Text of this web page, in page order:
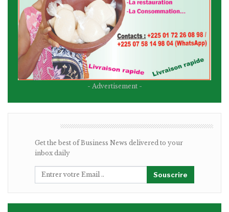
- Advertisement -
Get the best of Business News delivered to your
inbox daily
Souscrire